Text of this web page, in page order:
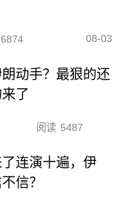
6874 08-03
动手？最狠的还
了
阅读 5487
连演十遍，伊
信？